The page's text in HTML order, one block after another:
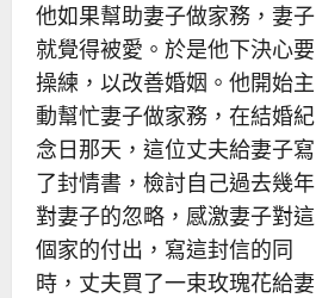
他如果幫助妻子做家務，妻子
就覺得被愛。於是他下決心要
操練，以改善婚姻。他開始主
動幫忙妻子做家務，在結婚紀
念日那天，這位丈夫給妻子寫
了封情書，檢討自己過去幾年
對妻子的忽略，感激妻子對這
個家的付出，寫這封信的同
時，丈夫買了一束玫瑰花給妻